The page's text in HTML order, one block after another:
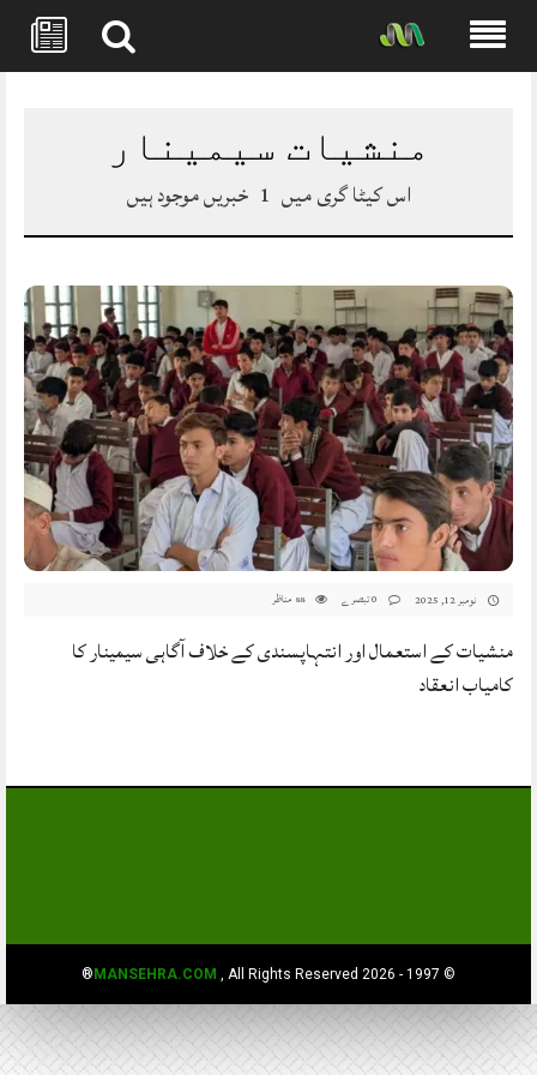
منشیات سیمینار
اس کیٹا گری میں 1 خبریں موجود ہیں
نومبر 12, 2025 88 مناظر
منشیات کے استعمال اور انتہاپسندی کے خلاف آگاہی سیمینار کا
کامیاب انعقاد
© 1997 - 2026
MANSEHRA.COM , All Rights Reserved®